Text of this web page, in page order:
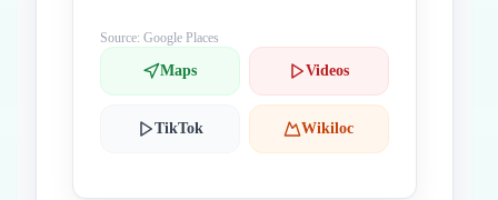
Source: Google Places
Maps Videos
TikTok Wikiloc